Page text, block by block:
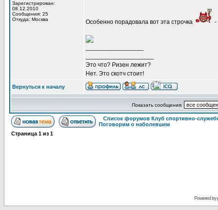
Зарегистрирован:
08.12.2010
Сообщения: 25
Откуда: Москва
Особенно порадовала вот эта строчка -
Это что? Ризен лежит?
Нет. Это скотч стоит!
Вернуться к началу
Показать сообщения:
Список форумов Клуб спортивно-
Поговорим о наболевшем
Страница 1 из 1
Powered by